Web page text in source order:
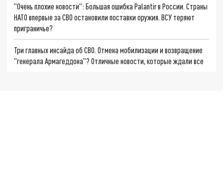
"Очень плохие новости": Большая ошибка Palantir в России. Страны
НАТО впервые за СВО остановили поставки оружия. ВСУ теряют
приграничье?
Три главных инсайда об СВО. Отмена мобилизации и возвращение
"генерала Армагеддона"? Отличные новости, которые ждали все